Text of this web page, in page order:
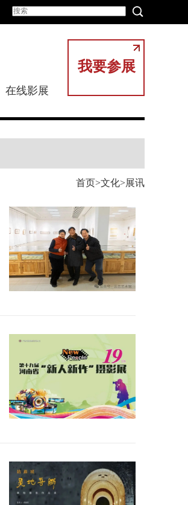
我要参展
在线影展
首页 文化 展讯